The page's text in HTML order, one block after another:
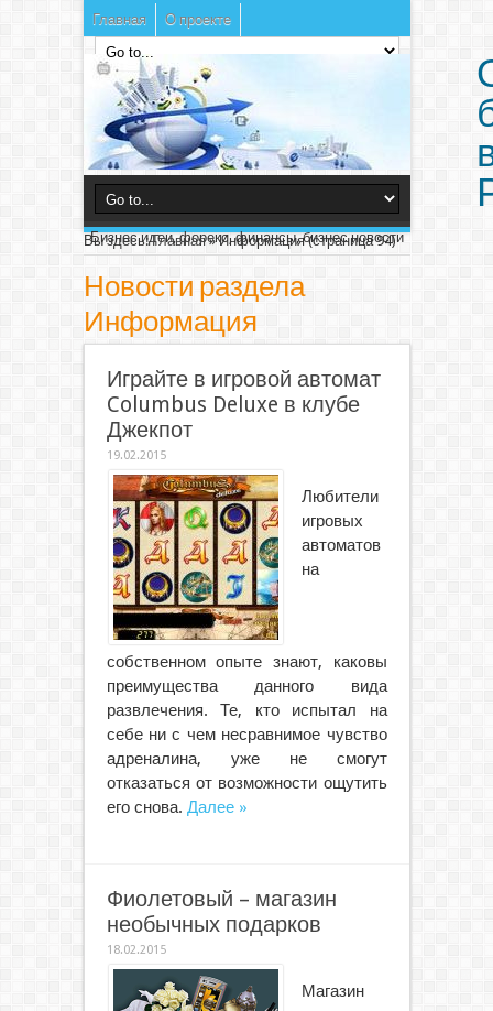
Главная О проекте
Бизнес идеи, форекс, финансы, бизнес новости
Вы здесь:Главная»Информация(страница 94)
Новости раздела
Информация
Играйте в игровой автомат
Columbus Deluxe в клубе
Джекпот
19.02.2015
Любители
игровых
автоматов
на
собственном опыте знают, каковы
преимущества данного вида
развлечения. Те, кто испытал на
себе ни с чем несравнимое чувство
адреналина, уже не смогут
отказаться от возможности ощутить
его снова. Далее »
Фиолетовый – магазин
необычных подарков
18.02.2015
Магазин